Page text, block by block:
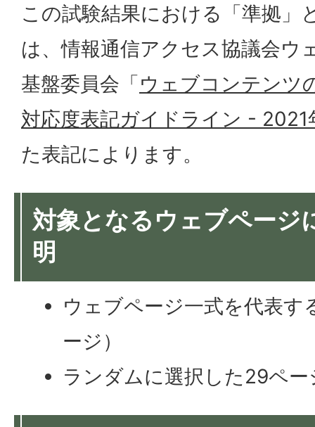
この試験結果における「準拠」
は、情報通信アクセス協議会ウ
基盤委員会「ウェブコンテンツ
対応度表記ガイドライン - 2021
た表記によります。
対象となるウェブページ
明
ウェブページ一式を代表す
ージ）
ランダムに選択した29ペー